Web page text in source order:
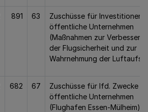
891 63
Zuschüsse für Investitionen
öffentliche Unternehmen
(Maßnahmen zur
der Flugsicherheit und zur
Wahrnehmung der
682 67
Zuschüsse für lfd. Zwecke an
öffentliche Unternehmen
(Flughafen Essen-Mülheim)